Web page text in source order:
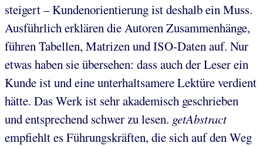
steigert – Kundenorientierung ist deshalb ein Muss.
Ausführlich erklären die Autoren Zusammenhänge,
führen Tabellen, Matrizen und ISO-Daten auf. Nur
etwas haben sie übersehen: dass auch der Leser ein
Kunde ist und eine unterhaltsamere Lektüre verdient
hätte. Das Werk ist sehr akademisch geschrieben
und entsprechend schwer zu lesen. getAbstract
empfiehlt es Führungskräften, die sich auf den Weg